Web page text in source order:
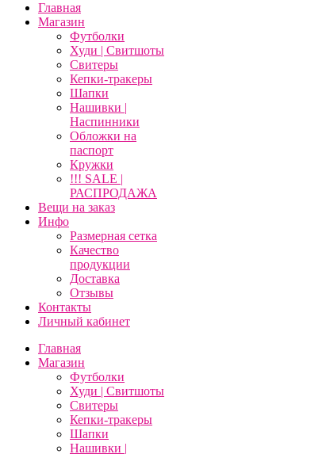
Главная
Магазин
Футболки
Худи | Свитшоты
Свитеры
Кепки-тракеры
Шапки
Нашивки |
Наспинники
Обложки на
паспорт
Кружки
!!! SALE |
РАСПРОДАЖА
Вещи на заказ
Инфо
Размерная сетка
Качество
продукции
Доставка
Отзывы
Контакты
Личный кабинет
Главная
Магазин
Футболки
Худи | Свитшоты
Свитеры
Кепки-тракеры
Шапки
Нашивки |